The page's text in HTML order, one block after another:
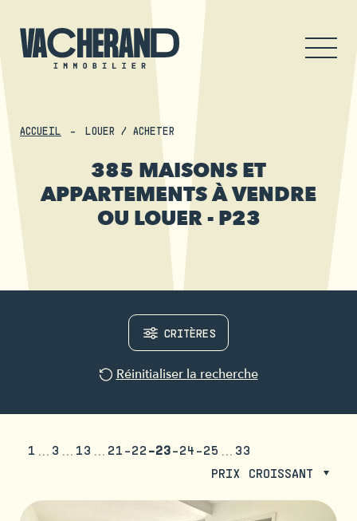
ACCUEIL LOUER / ACHETER
385 MAISONS ET
APPARTEMENTS À VENDRE
OU LOUER - P23
Réinitialiser la recherche
CRITÈRES
1 3 13 21 22 23 24 25
33
PRIX CROISSANT